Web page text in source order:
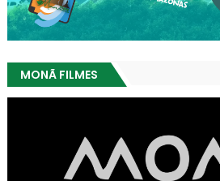
MONÃ FILMES